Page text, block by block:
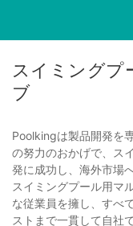
スイミングプ
ブ
Poolkingは製品開発を
の努力のおかげで、ス
発に成功し、海外市場
スイミングプール用マ
な従業員を擁し、すべ
ストまで一貫して自社